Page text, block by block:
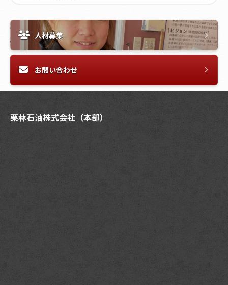
人材募集
お問い合わせ
栗林石油株式会社（本部）